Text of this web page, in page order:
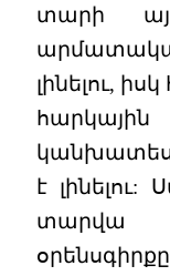
տարի
լինելու,
է
տարվա